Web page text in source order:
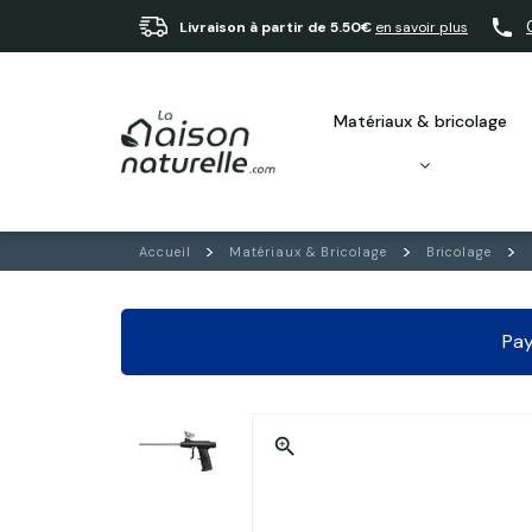
Livraison à partir de 5.50€ en savoir plus
matériaux & bricolage
Accueil Matériaux & Bricolage Bricolage
zoom_in